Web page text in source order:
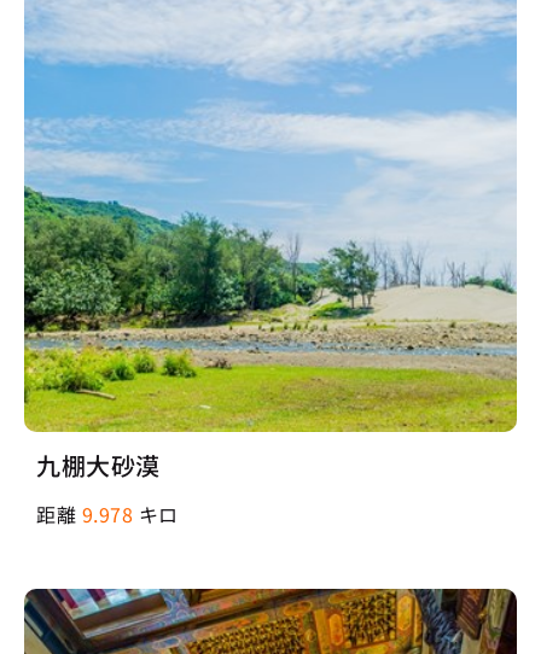
九棚大砂漠
距離 9.978 キロ